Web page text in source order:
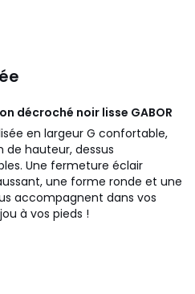
décroché noir lisse GABOR
en largeur G confortable,
hauteur, dessus
Une fermeture éclair
une forme ronde et une
accompagnent dans vos
à vos pieds !